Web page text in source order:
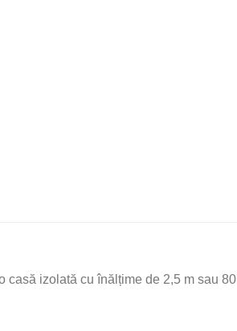
casă izolată cu înălțime de 2,5 m sau 80